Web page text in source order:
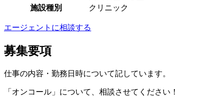
施設種別
クリニック
エージェントに相談する
募集要項
仕事の内容・勤務日時について記しています。
「オンコール」について、相談させてください！